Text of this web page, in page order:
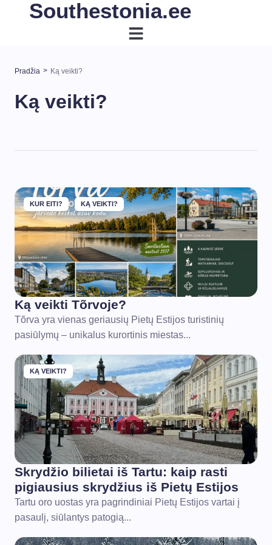
Southestonia.ee
Pradžia > Ką veikti?
Ką veikti?
KUR EITI? KĄ VEIKTI?
Ką veikti Tõrvoje?
Tõrva yra vienas geriausių Pietų Estijos turistinių
pasiūlymų – unikalus kurortinis miestas...
KĄ VEIKTI?
Skrydžio bilietai iš Tartu: kaip rasti
pigiausius skrydžius iš Pietų Estijos
Tartu oro uostas yra pagrindiniai Pietų Estijos vartai į
pasaulį, siūlantys patogią...